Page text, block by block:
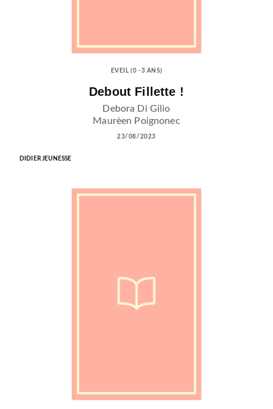
EVEIL (0 -3 ANS)
Debout Fillette !
Debora Di Gilio
Maurèen Poignonec
23/08/2023
DIDIER JEUNESSE